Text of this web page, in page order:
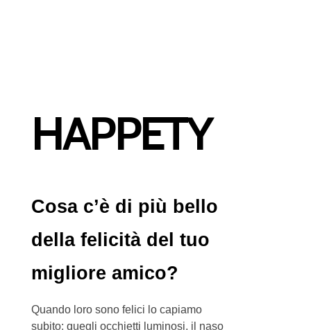
HAPPETY
Cosa c’è di più bello
della felicità del tuo
migliore amico?
Quando loro sono felici lo capiamo
subito: quegli occhietti luminosi, il naso